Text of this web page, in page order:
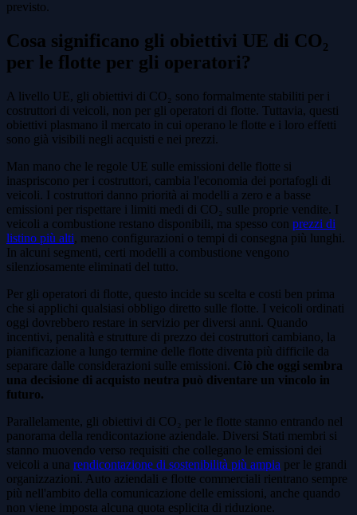
previsto.
Cosa significano gli obiettivi UE di CO₂
per le flotte per gli operatori?
A livello UE, gli obiettivi di CO₂ sono formalmente stabiliti per i
costruttori di veicoli, non per gli operatori di flotte. Tuttavia, questi
obiettivi plasmano il mercato in cui operano le flotte e i loro effetti
sono già visibili negli acquisti e nei prezzi.
Man mano che le regole UE sulle emissioni delle flotte si
inaspriscono per i costruttori, cambia l'economia dei portafogli di
veicoli. I costruttori danno priorità ai modelli a zero e a basse
emissioni per rispettare i limiti medi di CO₂ sulle proprie vendite. I
veicoli a combustione restano disponibili, ma spesso con prezzi di
listino più alti, meno configurazioni o tempi di consegna più lunghi.
In alcuni segmenti, certi modelli a combustione vengono
silenziosamente eliminati del tutto.
Per gli operatori di flotte, questo incide su scelta e costi ben prima
che si applichi qualsiasi obbligo diretto sulle flotte. I veicoli ordinati
oggi dovrebbero restare in servizio per diversi anni. Quando
incentivi, penalità e strutture di prezzo dei costruttori cambiano, la
pianificazione a lungo termine delle flotte diventa più difficile da
separare dalle considerazioni sulle emissioni. Ciò che oggi sembra
una decisione di acquisto neutra può diventare un vincolo in
futuro.
Parallelamente, gli obiettivi di CO₂ per le flotte stanno entrando nel
panorama della rendicontazione aziendale. Diversi Stati membri si
stanno muovendo verso requisiti che collegano le emissioni dei
veicoli a una rendicontazione di sostenibilità più ampia per le grandi
organizzazioni. Auto aziendali e flotte commerciali rientrano sempre
più nell'ambito della comunicazione delle emissioni, anche quando
non viene imposta alcuna quota esplicita di riduzione.